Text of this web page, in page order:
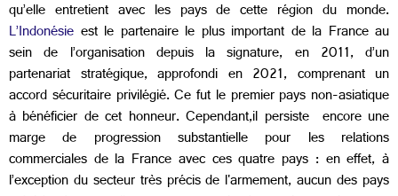
qu’elle entretient avec les pays de cette région du monde.
L’Indonésie est le partenaire le plus important de la France au
sein de l’organisation depuis la signature, en 2011, d’un
partenariat stratégique, approfondi en 2021, comprenant un
accord sécuritaire privilégié. Ce fut le premier pays non-asiatique
à bénéficier de cet honneur. Cependant,il persiste encore une
marge de progression substantielle pour les relations
commerciales de la France avec ces quatre pays : en effet, à
l’exception du secteur très précis de l'armement, aucun des pays